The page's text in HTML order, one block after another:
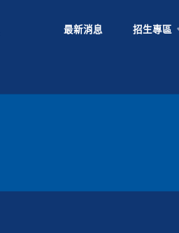
最新消息 招生專區